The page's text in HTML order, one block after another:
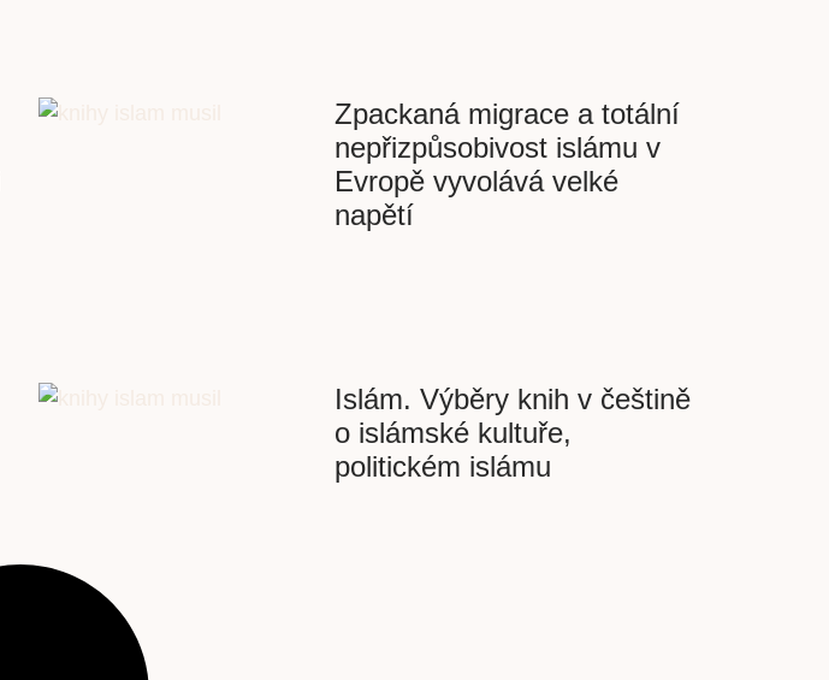
Zpackaná migrace a totální
nepřizpůsobivost islámu v
Evropě vyvolává velké
napětí
Islám. Výběry knih v češtině
o islámské kultuře,
politickém islámu